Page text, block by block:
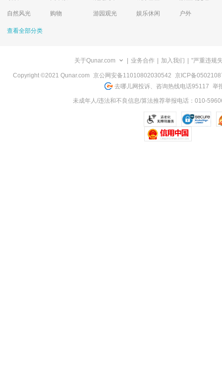
自然风光 购物 游园观光 娱乐休闲 户外
查看全部分类
关于Qunar.com 业务合作 加入我们 "严重违规
Copyright ©2021 Qunar.com 京公网安备11010802030542 京ICP备
去哪儿网投诉、咨询热线电话95117 举
未成年人/违法和不良信息/算法推荐举报电话：010-